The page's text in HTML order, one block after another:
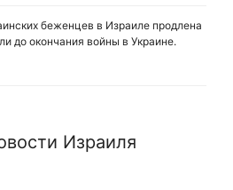
беженцев в Израиле продлена
до окончания войны в Украине.
Израиля